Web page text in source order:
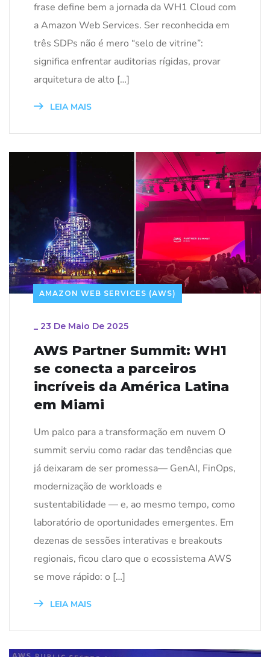
frase define bem a jornada da WH1 Cloud com
a Amazon Web Services. Ser reconhecida em
três SDPs não é mero “selo de vitrine”:
significa enfrentar auditorias rígidas, provar
arquitetura de alto […]
LEIA MAIS
AMAZON WEB SERVICES (AWS)
_ 23 De Maio De 2025
AWS Partner Summit: WH1
se conecta a parceiros
incríveis da América Latina
em Miami
Um palco para a transformação em nuvem O
summit serviu como radar das tendências que
já deixaram de ser promessa— GenAI, FinOps,
modernização de workloads e
sustentabilidade — e, ao mesmo tempo, como
laboratório de oportunidades emergentes. Em
dezenas de sessões interativas e breakouts
regionais, ficou claro que o ecossistema AWS
se move rápido: o […]
LEIA MAIS